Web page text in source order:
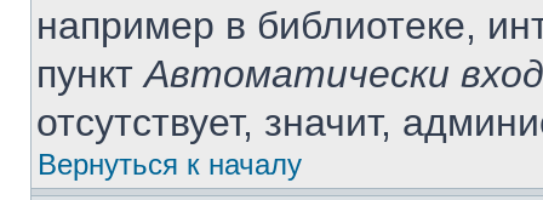
например в библиотеке,
пунктАвтоматически
отсутствует, значит,
Вернуться к началу